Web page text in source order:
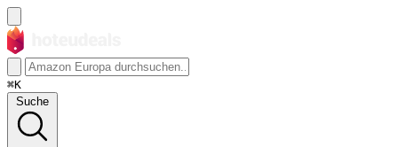
⌘K
Suche